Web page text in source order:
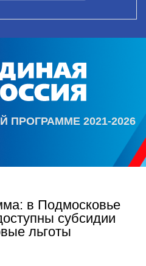
2021-2026
в Подмосковье
субсидии
льготы